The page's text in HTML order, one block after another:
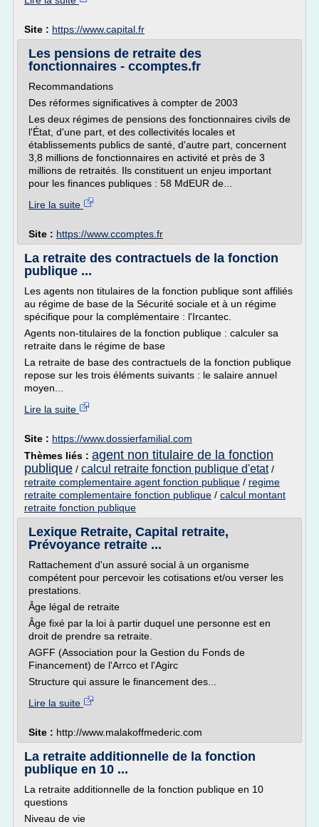
Site : https://www.capital.fr
Les pensions de retraite des
fonctionnaires - ccomptes.fr
Recommandations
Des réformes significatives à compter de 2003
Les deux régimes de pensions des fonctionnaires civils de
l'État, d'une part, et des collectivités locales et
établissements publics de santé, d'autre part, concernent
3,8 millions de fonctionnaires en activité et près de 3
millions de retraités. Ils constituent un enjeu important
pour les finances publiques : 58 MdEUR de...
Lire la suite
Site : https://www.ccomptes.fr
La retraite des contractuels de la fonction
publique ...
Les agents non titulaires de la fonction publique sont affiliés
au régime de base de la Sécurité sociale et à un régime
spécifique pour la complémentaire : l'Ircantec.
Agents non-titulaires de la fonction publique : calculer sa
retraite dans le régime de base
La retraite de base des contractuels de la fonction publique
repose sur les trois éléments suivants : le salaire annuel
moyen...
Lire la suite
Site : https://www.dossierfamilial.com
Thèmes liés : agent non titulaire de la fonction
publique / calcul retraite fonction publique d'etat/
retraite complementaire agent fonction publique / regime
retraite complementaire fonction publique / calcul montant
retraite fonction publique
Lexique Retraite, Capital retraite,
Prévoyance retraite ...
Rattachement d'un assuré social à un organisme
compétent pour percevoir les cotisations et/ou verser les
prestations.
Âge légal de retraite
Âge fixé par la loi à partir duquel une personne est en
droit de prendre sa retraite.
AGFF (Association pour la Gestion du Fonds de
Financement) de l'Arrco et l'Agirc
Structure qui assure le financement des...
Lire la suite
Site : http://www.malakoffmederic.com
La retraite additionnelle de la fonction
publique en 10 ...
La retraite additionnelle de la fonction publique en 10
questions
Niveau de vie